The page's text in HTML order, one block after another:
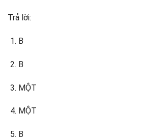
Trả lời:
B
B
MỘT
MỘT
B